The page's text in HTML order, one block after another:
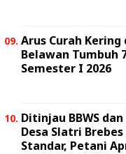
Arus Curah Kering
Belawan Tumbuh
Semester I 2026
Ditinjau BBWS
Desa Slatri
Standar, Petani